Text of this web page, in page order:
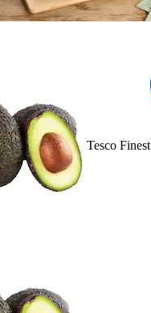
Tesco Finest